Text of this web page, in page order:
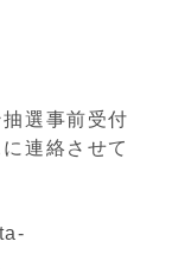
選事前受付
連絡させて